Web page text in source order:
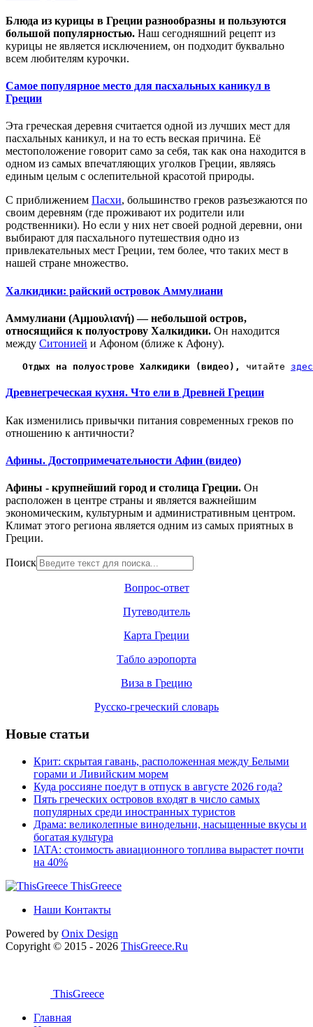
Блюда из курицы в Греции разнообразны и пользуются
большой популярностью. Наш сегодняшний рецепт из
курицы не является исключением, он подходит буквально
всем любителям курочки.
Самое популярное место для пасхальных каникул в
Греции
Эта греческая деревня считается одной из лучших мест для
пасхальных каникул, и на то есть веская причина. Её
местоположение говорит само за себя, так как она находится в
одном из самых впечатляющих уголков Греции, являясь
единым целым с ослепительной красотой природы.
С приближением Пасхи, большинство греков разъезжаются по
своим деревням (где проживают их родители или
родственники). Но если у них нет своей родной деревни, они
выбирают для пасхального путешествия одно из
привлекательных мест Греции, тем более, что таких мест в
нашей стране множество.
Халкидики: райский островок Аммулиани
Аммулиани (Αμμουλιανή) — небольшой остров,
относящийся к полуострову Халкидики. Он находится
между Ситонией и Афоном (ближе к Афону).
Отдых на полуострове Халкидики (видео) , читайте
Древнегреческая кухня. Что ели в Древней Греции
Как изменились привычки питания современных греков по
отношению к античности?
Афины. Достопримечательности Афин (видео)
Афины - крупнейший город и столица Греции. Он
расположен в центре страны и является важнейшим
экономическим, культурным и административным центром.
Климат этого региона является одним из самых приятных в
Греции.
Поиск
Вопрос-ответ
Путеводитель
Карта Греции
Табло аэропорта
Виза в Грецию
Русско-греческий словарь
Новые статьи
Крит: скрытая гавань, расположенная между Белыми
горами и Ливийским морем
Куда россияне поедут в отпуск в августе 2026 года?
Пять греческих островов входят в число самых
популярных среди иностранных туристов
Драма: великолепные винодельни, насыщенные вкусы и
богатая культура
IATA: стоимость авиационного топлива вырастет почти
на 40%
ThisGreece
Наши Контакты
Powered by Onix Design
Copyright © 2015 - 2026 ThisGreece.Ru
ThisGreece
Главная